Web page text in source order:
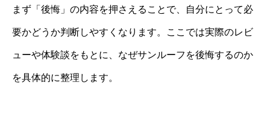
まず「後悔」の内容を押さえることで、自分にとって必
要かどうか判断しやすくなります。ここでは実際のレビ
ューや体験談をもとに、なぜサンルーフを後悔するのか
を具体的に整理します。